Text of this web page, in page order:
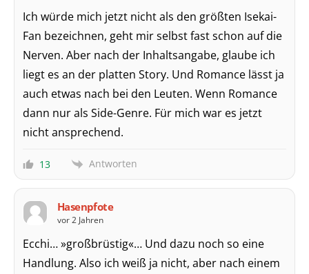
Ich würde mich jetzt nicht als den größten Isekai-
Fan bezeichnen, geht mir selbst fast schon auf die
Nerven. Aber nach der Inhaltsangabe, glaube ich
liegt es an der platten Story. Und Romance lässt ja
auch etwas nach bei den Leuten. Wenn Romance
dann nur als Side-Genre. Für mich war es jetzt
nicht ansprechend.
13 Antworten
Hasenpfote
vor 2 Jahren
Ecchi… »großbrüstig«… Und dazu noch so eine
Handlung. Also ich weiß ja nicht, aber nach einem